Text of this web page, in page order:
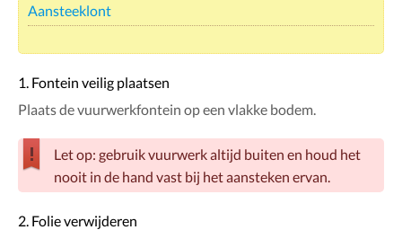
Aansteeklont
1. Fontein veilig plaatsen
Plaats de vuurwerkfontein op een vlakke bodem.
Let op: gebruik vuurwerk altijd buiten en houd het
nooit in de hand vast bij het aansteken ervan.
2. Folie verwijderen